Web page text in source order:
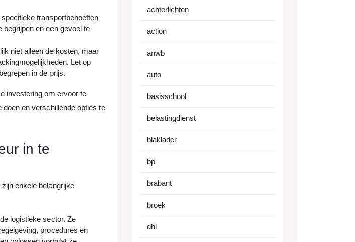
transportbehoeften
begrijpen en een gevoel te
niet alleen de kosten, maar
Let op
in de prijs.
investering om ervoor te
en verschillende opties te
in te
enkele belangrijke
logistieke sector. Ze
procedures en
achterlichten
action
anwb
auto
basisschool
belastingdienst
blaklader
bp
brabant
broek
dhl